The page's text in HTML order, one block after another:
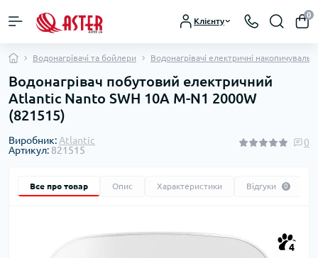
Клієнту
0
Водонагрівачі та бойлери Водонагрівачі електричні накопичувальні
Водонагрівач побутовий електричний
Atlantic Nanto SWH 10A M-N1 2000W
(821515)
Виробник: Atlantic
Артикул: 821515
0
Все про товар Опис Характеристики Відгуки 0
4